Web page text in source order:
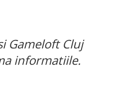
Gameloft Cluj
informatiile.